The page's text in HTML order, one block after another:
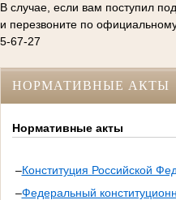
В случае, если вам поступил
и перезвоните по
5-67-27
НОРМАТИВНЫЕ АКТЫ
Нормативные акты
–Конституция Российской
–Федеральный